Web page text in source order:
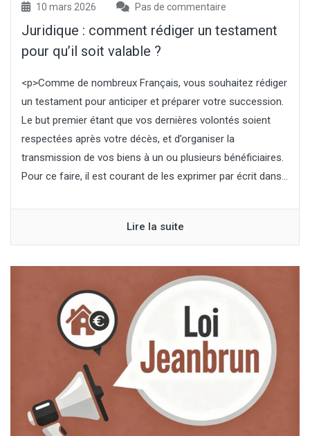
10 mars 2026 Pas de commentaire
Juridique : comment rédiger un testament
pour qu’il soit valable ?
<p>Comme de nombreux Français, vous souhaitez rédiger
un testament pour anticiper et préparer votre succession.
Le but premier étant que vos dernières volontés soient
respectées après votre décès, et d’organiser la
transmission de vos biens à un ou plusieurs bénéficiaires.
Pour ce faire, il est courant de les exprimer par écrit dans...
Lire la suite